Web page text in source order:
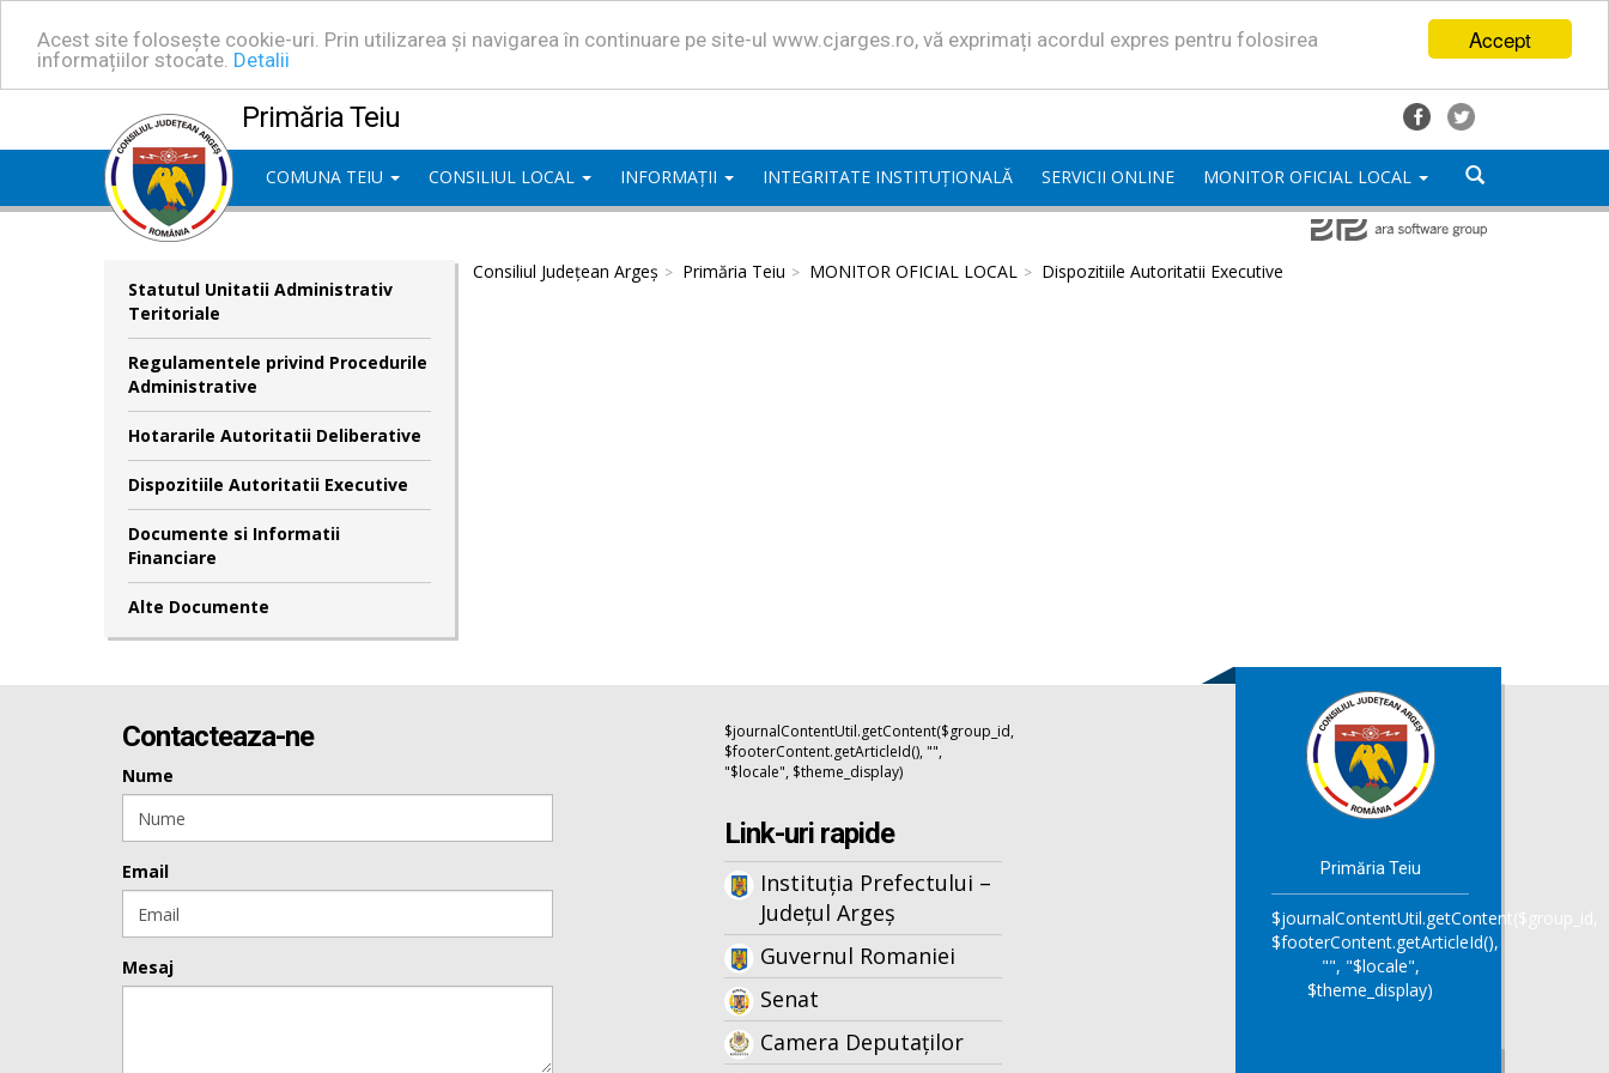
Accept
Acest site folosește cookie-uri. Prin utilizarea și navigarea în continuare pe site-ul www.cjarges.ro, vă exprimați acordul expres pentru folosirea
informațiilor stocate. Detalii
Primăria Teiu
COMUNA TEIU CONSILIUL LOCAL INFORMAȚII INTEGRITATE INSTITUȚIONALĂ SERVICII ONLINE MONITOR OFICIAL LOCAL
Statutul Unitatii Administrativ
Teritoriale
Regulamentele privind Procedurile
Administrative
Hotararile Autoritatii Deliberative
Dispozitiile Autoritatii Executive
Documente si Informatii
Financiare
Alte Documente
Consiliul Județean Argeș Primăria Teiu MONITOR OFICIAL LOCAL Dispozitiile Autoritatii Executive
Contacteaza-ne
Nume
Email
Mesaj
$journalContentUtil.getContent($group_id,
$footerContent.getArticleId(), "",
"$locale", $theme_display)
Link-uri rapide
Instituția Prefectului –
Județul Argeș
Guvernul Romaniei
Senat
Camera Deputaților
Primăria Teiu
$journalContentUtil.getContent($group_id,
$footerContent.getArticleId(),
"", "$locale",
$theme_display)